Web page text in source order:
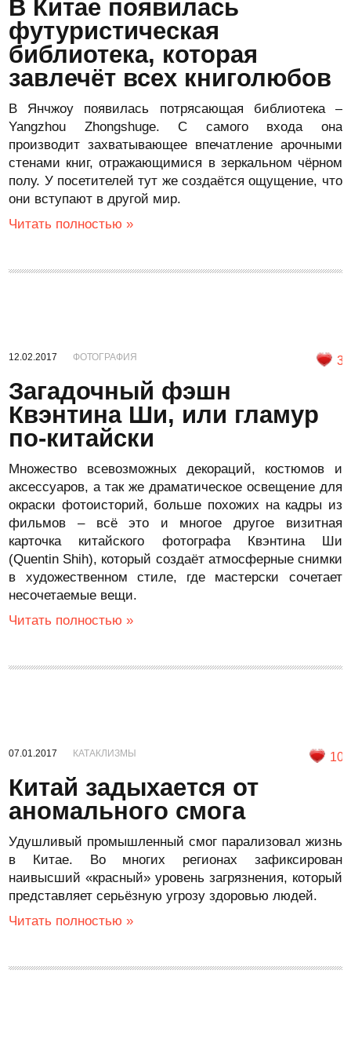
В Китае появилась
футуристическая
библиотека, которая
завлечёт всех книголюбов
В Янчжоу появилась потрясающая библиотека –
Yangzhou Zhongshuge. С самого входа она
производит захватывающее впечатление арочными
стенами книг, отражающимися в зеркальном чёрном
полу. У посетителей тут же создаётся ощущение, что
они вступают в другой мир.
Читать полностью »
12.02.2017 ФОТОГРАФИЯ 3
Загадочный фэшн
Квэнтина Ши, или гламур
по-китайски
Множество всевозможных декораций, костюмов и
аксессуаров, а так же драматическое освещение для
окраски фотоисторий, больше похожих на кадры из
фильмов – всё это и многое другое визитная
карточка китайского фотографа Квэнтина Ши
(Quentin Shih), который создаёт атмосферные снимки
в художественном стиле, где мастерски сочетает
несочетаемые вещи.
Читать полностью »
07.01.2017 КАТАКЛИЗМЫ 10
Китай задыхается от
аномального смога
Удушливый промышленный смог парализовал жизнь
в Китае. Во многих регионах зафиксирован
наивысший «красный» уровень загрязнения, который
представляет серьёзную угрозу здоровью людей.
Читать полностью »